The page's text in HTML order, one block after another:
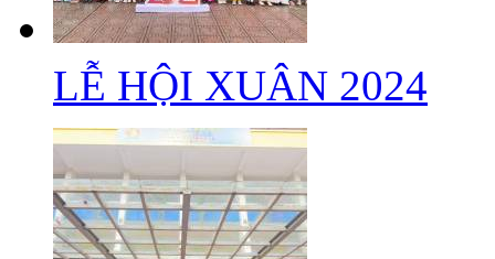
LỄ HỘI XUÂN 2024